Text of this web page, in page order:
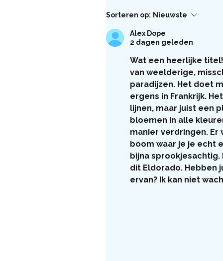
Sorteren op: Nieuwste
Alex Dope
2 dagen geleden
Wat een heerlijke
van weelderige,
paradijzen. Het doet
ergens in Frankrijk.
lijnen, maar juist een
bloemen in alle
manier verdringen.
boom waar je je echt
bijna sprookjesachtig.
dit Eldorado. Hebben
ervan? Ik kan niet